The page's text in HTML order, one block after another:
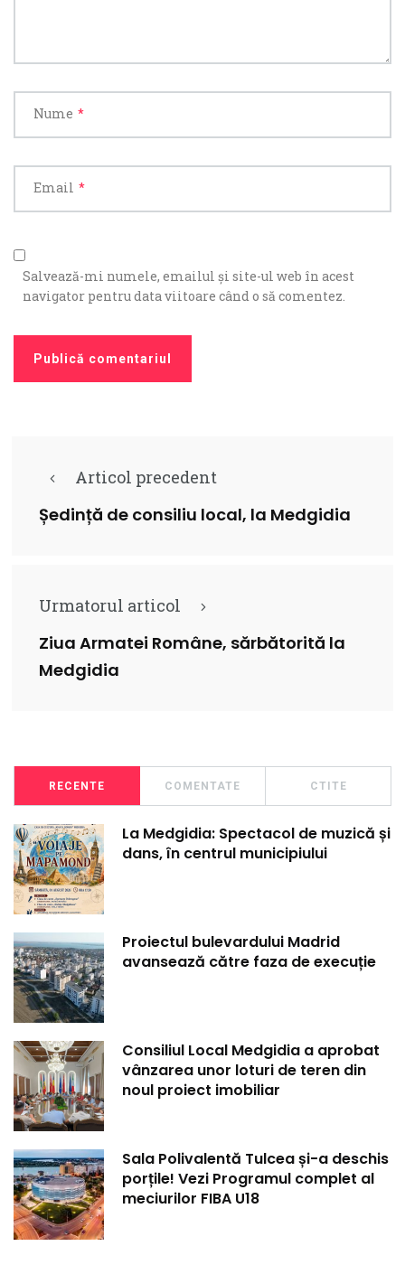
Nume *
Email *
Salvează-mi numele, emailul și site-ul web în acest
navigator pentru data viitoare când o să comentez.
Articol precedent
Ședință de consiliu local, la Medgidia
Urmatorul articol
Ziua Armatei Române, sărbătorită la
Medgidia
RECENTE COMENTATE CTITE
La Medgidia: Spectacol de muzică și
dans, în centrul municipiului
Proiectul bulevardului Madrid
avansează către faza de execuție
Consiliul Local Medgidia a aprobat
vânzarea unor loturi de teren din
noul proiect imobiliar
Sala Polivalentă Tulcea și-a deschis
porțile! Vezi Programul complet al
meciurilor FIBA U18